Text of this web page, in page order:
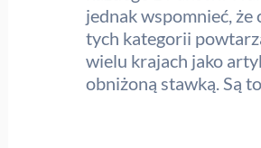
jednak wspomnieć, że
tych kategorii
wielu krajach jako
obniżoną stawką. Są